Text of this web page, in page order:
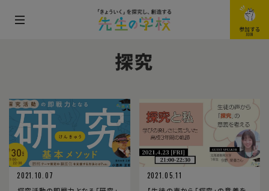
メ
開
閉
す
る
参加する
JOIN
探究
2021.10.07
2021.05.11